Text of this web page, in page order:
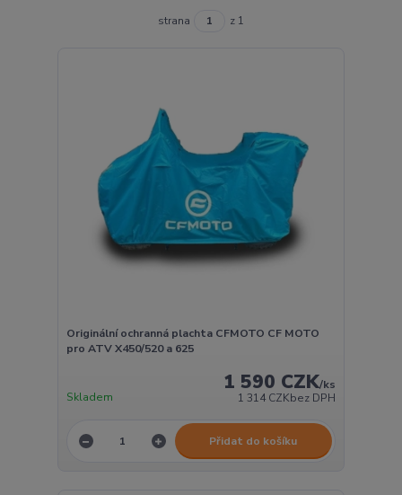
strana z 1
Originální ochranná plachta CFMOTO CF MOTO
pro ATV X450/520 a 625
1 590 CZK/ks
1 314 CZKbez DPH
Skladem
Přidat do košíku